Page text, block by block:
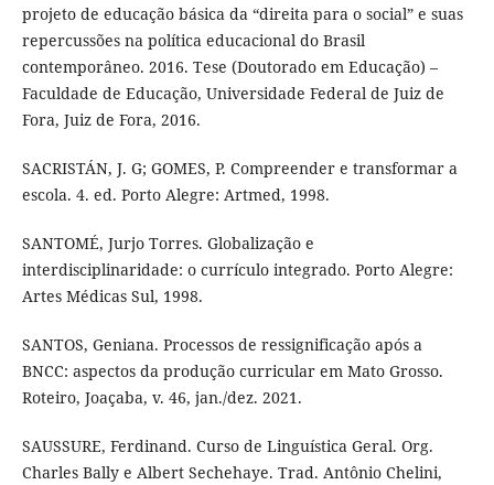
projeto de educação básica da “direita para o social” e suas
repercussões na política educacional do Brasil
contemporâneo. 2016. Tese (Doutorado em Educação) –
Faculdade de Educação, Universidade Federal de Juiz de
Fora, Juiz de Fora, 2016.
SACRISTÁN, J. G; GOMES, P. Compreender e transformar a
escola. 4. ed. Porto Alegre: Artmed, 1998.
SANTOMÉ, Jurjo Torres. Globalização e
interdisciplinaridade: o currículo integrado. Porto Alegre:
Artes Médicas Sul, 1998.
SANTOS, Geniana. Processos de ressignificação após a
BNCC: aspectos da produção curricular em Mato Grosso.
Roteiro, Joaçaba, v. 46, jan./dez. 2021.
SAUSSURE, Ferdinand. Curso de Linguística Geral. Org.
Charles Bally e Albert Sechehaye. Trad. Antônio Chelini,